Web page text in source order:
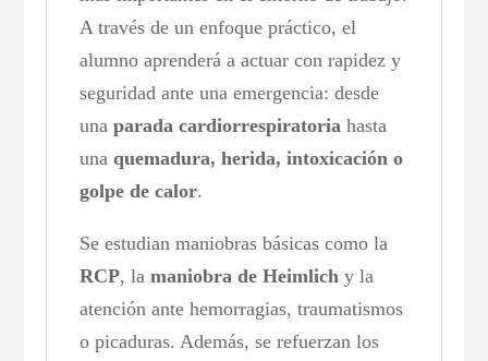
A través de un enfoque práctico, el
alumno aprenderá a actuar con rapidez y
seguridad ante una emergencia: desde
unaparada cardiorrespiratoria hasta
unaquemadura, herida, intoxicación o
golpe de calor.
Se estudian maniobras básicas como la
RCP, lamaniobra de Heimlich y la
atención ante hemorragias, traumatismos
o picaduras. Además, se refuerzan los